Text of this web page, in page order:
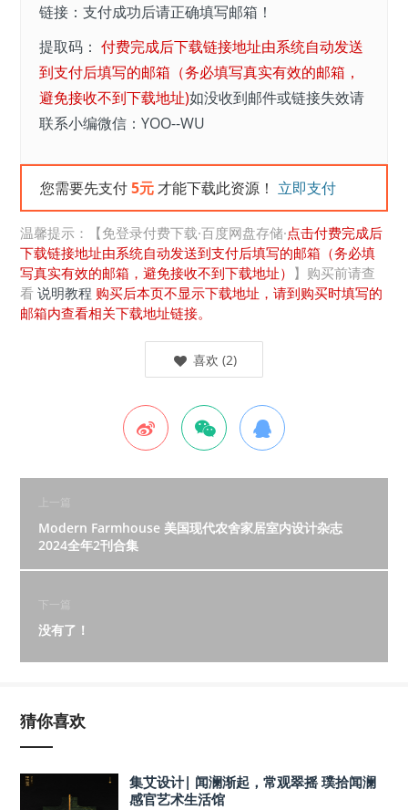
链接：支付成功后请正确填写邮箱！
提取码： 付费完成后下载链接地址由系统自动发送
到支付后填写的邮箱（务必填写真实有效的邮箱，
避免接收不到下载地址)如没收到邮件或链接失效请
联系小编微信：YOO--WU
您需要先支付5元才能下载此资源！ 立即支付
温馨提示：【免登录付费下载·百度网盘存储·点击付费完成后
下载链接地址由系统自动发送到支付后填写的邮箱（务必填
写真实有效的邮箱，避免接收不到下载地址） 】购买前请查
看 说明教程 购买后本页不显示下载地址，请到购买时填写的
邮箱内查看相关下载地址链接。
喜欢 (2)
上一篇
Modern Farmhouse 美国现代农舍家居室内设计杂志
2024全年2刊合集
下一篇
没有了！
猜你喜欢
集艾设计| 闻澜渐起，常观翠摇 璞拾闻澜
感官艺术生活馆